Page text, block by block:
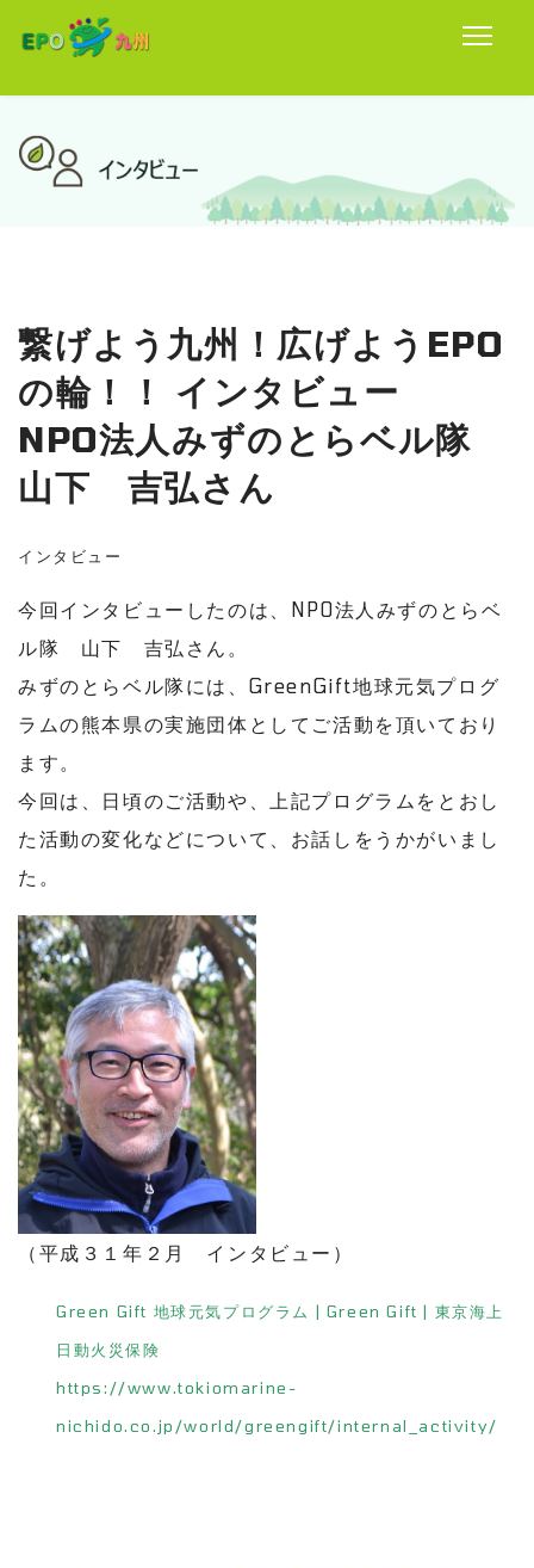
繋げよう九州！広げようEPO
の輪！！ インタビュー
NPO法人みずのとらベル隊
山下 吉弘さん
インタビュー
今回インタビューしたのは、 NPO法人みずのとらベ
ル隊 山下 吉弘さん。
みずのとらベル隊には、GreenGift地球元気プログ
ラムの熊本県の実施団体としてご活動を頂いており
ます。
今回は、日頃のご活動や、上記プログラムをとおし
た活動の変化などについて、お話しをうかがいまし
た。
（平成３１年２月 インタビュー）
Green Gift 地球元気プログラム | Green Gift | 東京海上
日動火災保険
https://www.tokiomarine-
nichido.co.jp/world/greengift/internal_activity/